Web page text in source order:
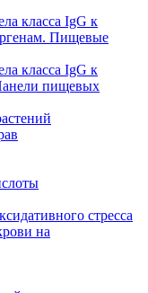
класса IgG к
Пищевые
класса IgG к
пищевых
стресса
на